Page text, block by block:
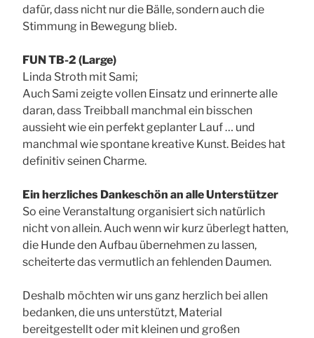
dafür, dass nicht nur die Bälle, sondern auch die
Stimmung in Bewegung blieb.
FUN TB-2 (Large)
Linda Stroth mit Sami;
Auch Sami zeigte vollen Einsatz und erinnerte alle
daran, dass Treibball manchmal ein bisschen
aussieht wie ein perfekt geplanter Lauf … und
manchmal wie spontane kreative Kunst. Beides hat
definitiv seinen Charme.
Ein herzliches Dankeschön an alle Unterstützer
So eine Veranstaltung organisiert sich natürlich
nicht von allein. Auch wenn wir kurz überlegt hatten,
die Hunde den Aufbau übernehmen zu lassen,
scheiterte das vermutlich an fehlenden Daumen.
Deshalb möchten wir uns ganz herzlich bei allen
bedanken, die uns unterstützt, Material
bereitgestellt oder mit kleinen und großen